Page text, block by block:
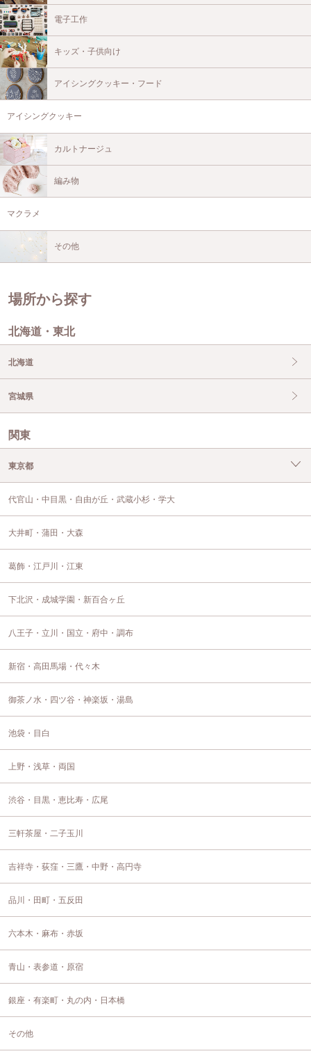
電子工作
キッズ・子供向け
アイシングクッキー・フード
アイシングクッキー
カルトナージュ
編み物
マクラメ
その他
場所から探す
北海道・東北
北海道
宮城県
関東
東京都
代官山・中目黒・自由が丘・武蔵小杉・学大
大井町・蒲田・大森
葛飾・江戸川・江東
下北沢・成城学園・新百合ヶ丘
八王子・立川・国立・府中・調布
新宿・高田馬場・代々木
御茶ノ水・四ツ谷・神楽坂・湯島
池袋・目白
上野・浅草・両国
渋谷・目黒・恵比寿・広尾
三軒茶屋・二子玉川
吉祥寺・荻窪・三鷹・中野・高円寺
品川・田町・五反田
六本木・麻布・赤坂
青山・表参道・原宿
銀座・有楽町・丸の内・日本橋
その他